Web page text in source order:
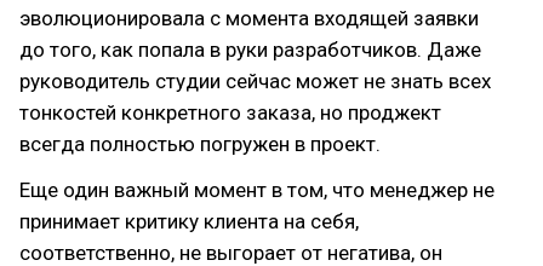
эволюционировала с момента входящей заявки
до того, как попала в руки разработчиков. Даже
руководитель студии сейчас может не знать всех
тонкостей конкретного заказа, но проджект
всегда полностью погружен в проект.
Еще один важный момент в том, что менеджер не
принимает критику клиента на себя,
соответственно, не выгорает от негатива, он